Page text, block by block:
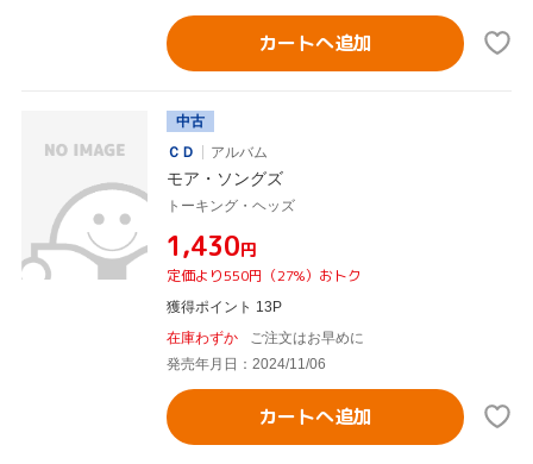
カートへ追加
中古
ＣＤ
アルバム
モア・ソングズ
トーキング・ヘッズ
¥1,430円
定価より550円（27%）おトク
獲得ポイント 13P
在庫わずか
ご注文はお早めに
発売年月日：2024/11/06
カートへ追加